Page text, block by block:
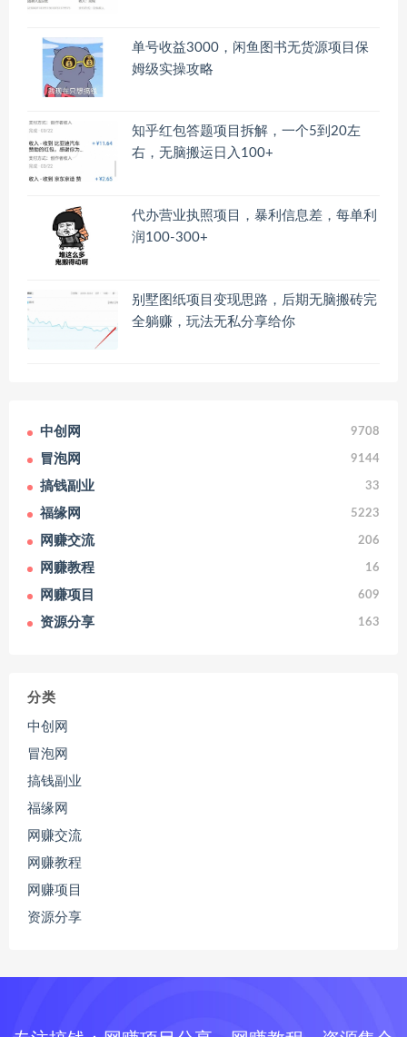
单号收益3000，闲鱼图书无货源项目保
姆级实操攻略
知乎红包答题项目拆解，一个5到20左
右，无脑搬运日入100+
代办营业执照项目，暴利信息差，每单利
润100-300+
别墅图纸项目变现思路，后期无脑搬砖完
全躺赚，玩法无私分享给你
中创网 9708
冒泡网 9144
搞钱副业 33
福缘网 5223
网赚交流 206
网赚教程 16
网赚项目 609
资源分享 163
分类
中创网
冒泡网
搞钱副业
福缘网
网赚交流
网赚教程
网赚项目
资源分享